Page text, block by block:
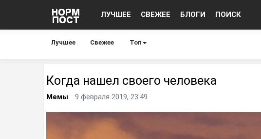
ЛУЧШЕЕ СВЕЖЕЕ БЛОГИ ПОИСК
Лучшее Свежее Топ
Когда нашел своего человека
Мемы 9 февраля 2019, 23:49